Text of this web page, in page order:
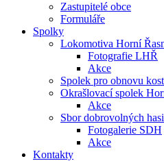
Zastupitelé obce
Formuláře
Spolky
Lokomotiva Horní
Fotografie LHŘ
Akce
Spolek pro obnovu
Okrašlovací spolek
Akce
Sbor dobrovolných
Fotogalerie SDH
Akce
Kontakty